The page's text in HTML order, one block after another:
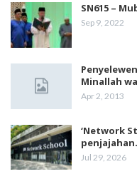
SN615 –
Sep 9, 2022
Minallah
Apr 2, 2013
‘Network
Jul 29, 2026